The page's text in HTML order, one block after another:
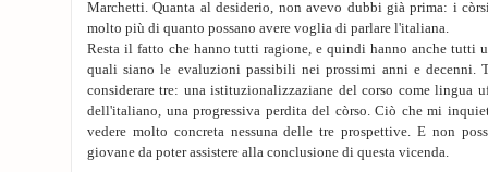
Marchetti. Quanta al desiderio, non avevo dubbi già prima: i
molto più di quanto possano avere voglia di parlare l'italiana.
Resta il fatto che hanno tutti ragione, e quindi hanno anche tutti
quali siano le evaluzioni passibili nei prossimi anni e decenni.
considerare tre: una istituzionalizzaziane del corso come lingua
dell'italiano, una progressiva perdita del còrso. Ciò che mi
vedere molto concreta nessuna delle tre prospettive. E non
giovane da poter assistere alla conclusione di questa vicenda.